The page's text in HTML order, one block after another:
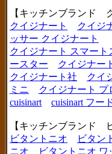
【キッチンブランド
クイジナート
クイジ
ッサー クイジナート
クイジナート スマー
ースター
クイジナー
クイジナート社
クイ
ミニ
クイジナート プ
cuisinart
cuisinart フー
【キッチンブランド
ビタントニオ
ビタン
ニオ
ビタントニオ